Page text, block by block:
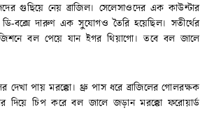
গুছিয়ে নেয় ব্রাজিল। সেলেসাওদের এক কাউন্টার
বক্সে দারুণ এক সুযোগও তৈরি হয়েছিল। সতীর্থের
বল পেয়ে যান ইগর থিয়াগো। তবে বল জালে
দেখা পায় মরক্কো। থ্রু পাস ধরে ব্রাজিলের গোলরক্ষক
দিয়ে চিপ করে বল জালে জড়ান মরক্কো ফরোয়ার্ড